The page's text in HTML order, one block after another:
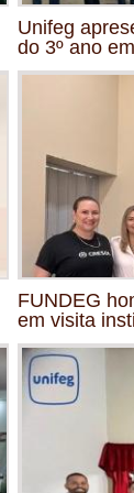
Unifeg
do 3º ano
FUNDEG
em visita